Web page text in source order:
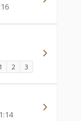
1 2 3